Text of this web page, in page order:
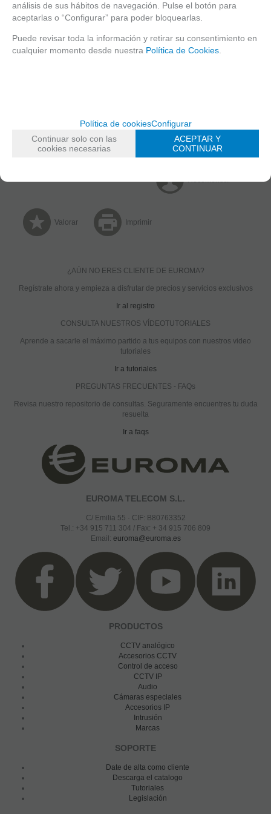
Recomendar
Valorar Imprimir
¿AÚN NO ERES CLIENTE DE EUROMA?
Regístrate ahora y empieza a disfrutar de precios y servicios exclusivos
Ir al registro
CONSULTA NUESTROS VÍDEOTUTORIALES
Aprende a sacarle el máximo partido a tus equipos con nuestros video
tutoriales
Ir a tutoriales
PREGUNTAS FRECUENTES - FAQs
Revisa nuestro repositorio de consultas. Seguramente encuentres tu duda
resuelta
Ir a faqs
EUROMA TELECOM S.L.
C/ Emilia 55 · CIF: B80763352
Tel.: +34 915 711 304 / Fax: + 34 915 706 809
Email: euroma@euroma.es
PRODUCTOS
CCTV analógico
Accesorios CCTV
Control de acceso
CCTV IP
Audio
Cámaras especiales
Accesorios IP
Intrusión
Marcas
SOPORTE
Date de alta como cliente
Descarga el catalogo
Tutoriales
Legislación
análisis de sus hábitos de navegación. Pulse el botón para
aceptarlas o “Configurar” para poder bloquearlas.
Puede revisar toda la información y retirar su consentimiento en
cualquier momento desde nuestra Política de Cookies
Política de cookiesConfigurar
Continuar solo con las
cookies necesarias
ACEPTAR Y
CONTINUAR